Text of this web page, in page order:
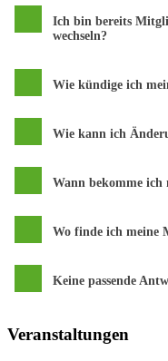
Ich bin bereits
wechseln?
Wie kündige ich
Wie kann ich
Wann bekomme ich
Wo finde ich meine
Keine passende
Veranstaltungen